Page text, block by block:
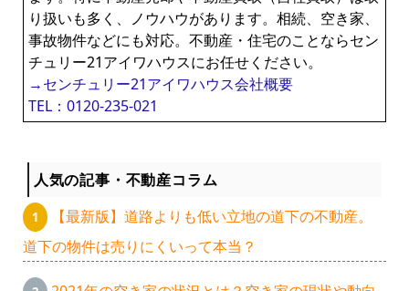
ブ
ラ
リ
ー
り扱いも多く、ノウハウがあります。相続、空き家、
事故物件などにも対応。不動産・住宅のことならセン
チュリー21アイワハウスにお任せください。
→センチュリー21アイワハウス会社概要
TEL：0120-235-021
人気の記事・不動産コラム
【最新版】道路よりも低い立地の道下の不動産。
道下の物件は売りにくいって本当？